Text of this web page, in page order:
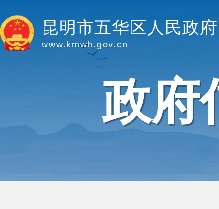
昆明市五华区人民政府
www.kmwh.gov.cn
政府